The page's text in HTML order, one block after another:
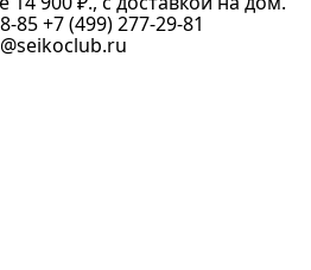
85 +7 (499) 277-29-81